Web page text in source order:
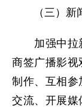
（三）新闻
加强中拉新
商签广播影视
制作、互相参
交流、开展媒